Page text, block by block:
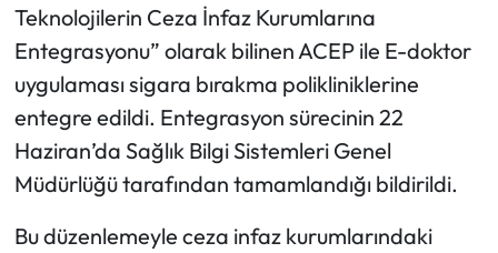
Teknolojilerin Ceza İnfaz Kurumlarına
Entegrasyonu” olarak bilinen ACEP ile E-doktor
uygulaması sigara bırakma polikliniklerine
entegre edildi. Entegrasyon sürecinin 22
Haziran’da Sağlık Bilgi Sistemleri Genel
Müdürlüğü tarafından tamamlandığı bildirildi.
Bu düzenlemeyle ceza infaz kurumlarındaki
Siyaset
Spor
Sungurlu Haberleri
Turizm